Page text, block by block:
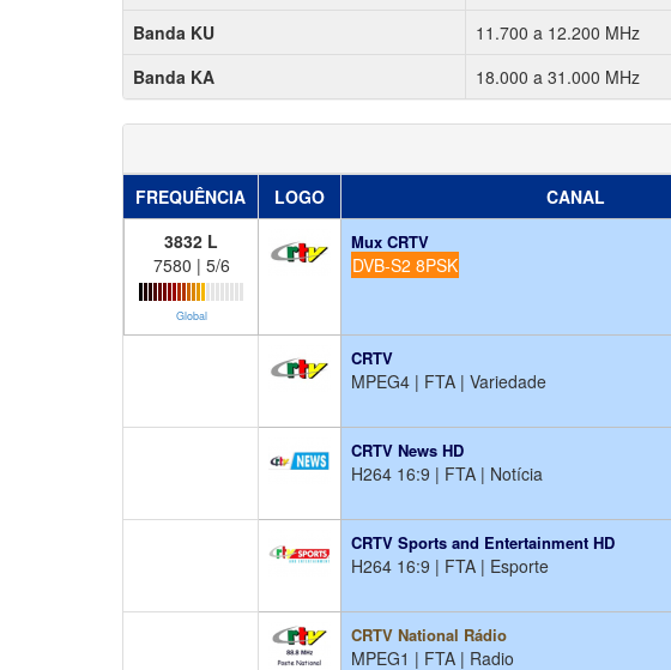
Banda KU
11.700 a 12.200 MHz
Banda KA
18.000 a 31.000 MHz
FREQUÊNCIA
LOGO CANAL
3832 L
7580 | 5/6
Global
Mux CRTV
DVB-S2 8PSK
CRTV
MPEG4 | FTA | Variedade
CRTV News HD
H264 16:9 | FTA | Notícia
CRTV Sports and Entertainment HD
H264 16:9 | FTA | Esporte
CRTV National Rádio
MPEG1 | FTA | Radio